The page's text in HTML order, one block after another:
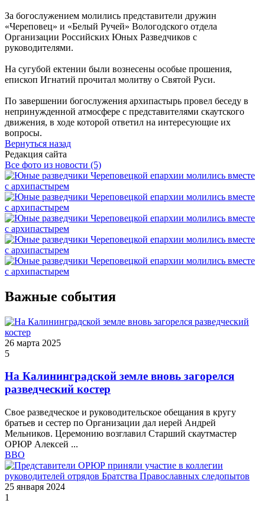
За богослужением молились представители дружин
«Череповец» и «Белый Ручей» Вологодского отдела
Организации Российских Юных Разведчиков с
руководителями.
На сугубой ектении были вознесены особые прошения,
епископ Игнатий прочитал молитву о Святой Руси.
По завершении богослужения архипастырь провел беседу в
непринужденной атмосфере с представителями скаутского
движения, в ходе которой ответил на интересующие их
вопросы.
Вернуться назад
Редакция сайта
Все фото из новости (5)
Важные события
26 марта 2025
5
На Калининградской земле вновь загорелся
разведческий костер
Свое разведческое и руководительское обещания в кругу
братьев и сестер по Организации дал иерей Андрей
Мельников. Церемонию возглавил Старший скаутмастер
ОРЮР Алексей ...
ВВО
25 января 2024
1